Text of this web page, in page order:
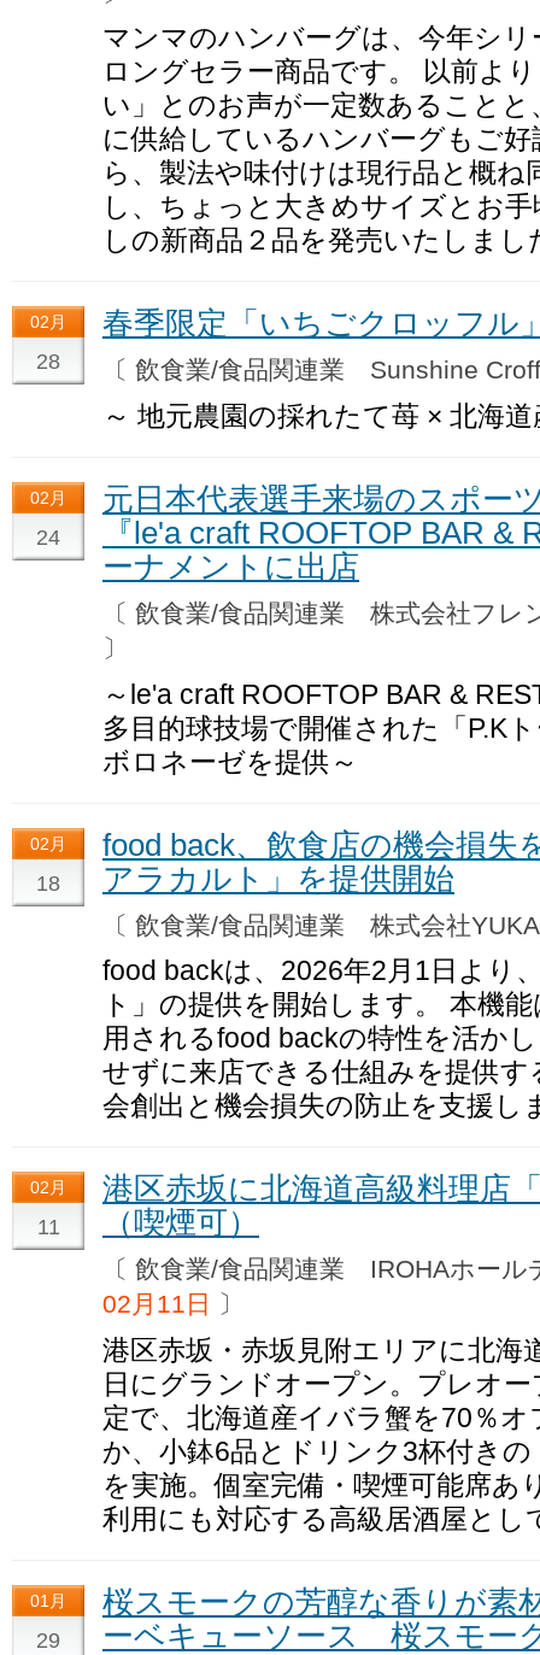
マンマのハンバーグは、今年シ
ロングセラー商品です。 以前よ
い」とのお声が一定数あること
に供給しているハンバーグもご
ら、製法や味付けは現行品と概
し、ちょっと大きめサイズとお
しの新商品２品を発売いたしまし
02月
28
春季限定「いちごクロッフル
〔 飲食業/食品関連業 Sunshine
～ 地元農園の採れたて苺 × 北海
02月
24
元日本代表選手来場のスポー
『le'a craft ROOFTOP BAR &
ーナメントに出店
〔 飲食業/食品関連業 株式会社フ
〕
～le'a craft ROOFTOP BAR &
多目的球技場で開催された「P.K
ボロネーゼを提供～
02月
18
food back、飲食店の機会損失
アラカルト」を提供開始
〔 飲食業/食品関連業 株式会社
food backは、2026年2月1日より
ト」の提供を開始します。 本機
用されるfood backの特性を活か
せずに来店できる仕組みを提供
会創出と機会損失の防止を支援し
02月
11
港区赤坂に北海道高級料理店
（喫煙可）
〔 飲食業/食品関連業 IROHAホー
02月11日
〕
港区赤坂・赤坂見附エリアに北海
日にグランドオープン。プレオ
定で、北海道産イバラ蟹を70％
か、小鉢6品とドリンク3杯付き
を実施。個室完備・喫煙可能席あ
利用にも対応する高級居酒屋とし
01月
29
桜スモークの芳醇な香りが素
ーベキューソース 桜スモー